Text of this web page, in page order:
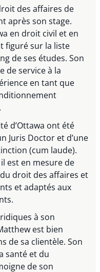
des affaires de
après son stage.
en droit civil et en
figuré sur la liste
de ses études. Son
de service à la
en tant que
d’Ottawa ont été
Juris Doctor et d’une
(cum laude).
est en mesure de
droit des affaires et
et adaptés aux
à son
est bien
de sa clientèle. Son
santé et du
de son